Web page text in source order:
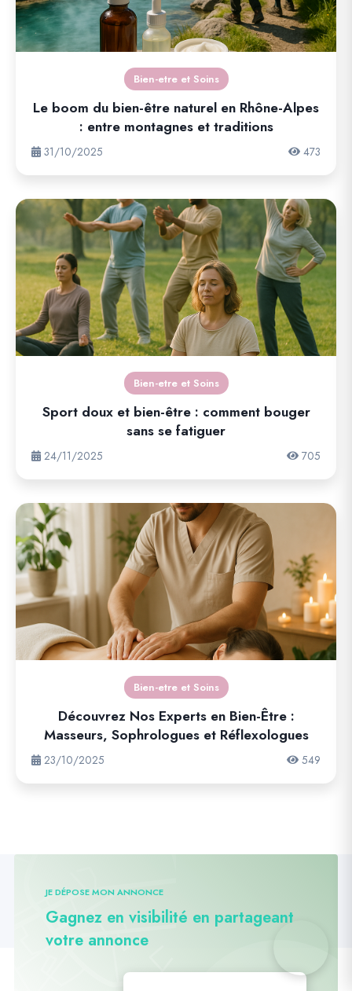
Bien-etre et Soins
Le boom du bien-être naturel en Rhône-Alpes
: entre montagnes et traditions
31/10/2025 473
Bien-etre et Soins
Sport doux et bien-être : comment bouger
sans se fatiguer
24/11/2025 705
Bien-etre et Soins
Découvrez Nos Experts en Bien-Être :
Masseurs, Sophrologues et Réflexologues
23/10/2025 549
JE DÉPOSE MON ANNONCE
Gagnez en visibilité en partageant
votre annonce